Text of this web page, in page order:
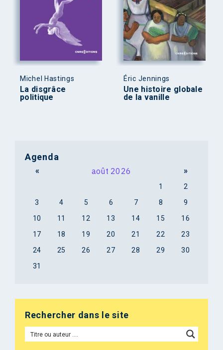
Michel Hastings
La disgrâce
politique
Éric Jennings
Une histoire globale
de la vanille
Agenda
« août 2026 »
1
2
3
4 5 6 7 8
9
10
11 12 13 14 15
16
17
18 19 20 21 22
23
24
25 26 27 28 29
30
31
Rechercher dans le site